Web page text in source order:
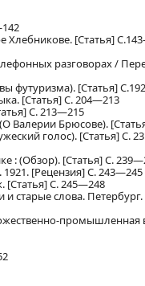
Хлебникове. [Статья]
разговорах /
футуризма). [Статья]
[Статья] С. 204—213
С. 213—215
Валерии Брюсове).
голос). [Статья] С.
: (Обзор). [Статья] С.
1921. [Рецензия] С. 243—245
[Статья] С. 245—248
старые слова.
промышленная